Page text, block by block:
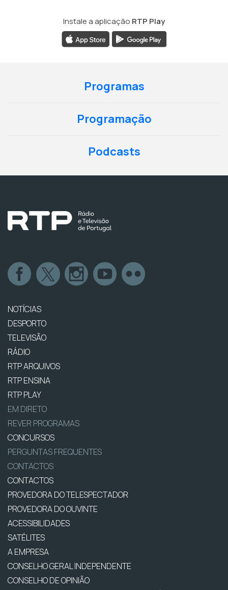
Instale a aplicação RTP Play
Programas
Programação
Podcasts
NOTÍCIAS
DESPORTO
TELEVISÃO
RÁDIO
RTP ARQUIVOS
RTP ENSINA
RTP PLAY
EM DIRETO
REVER PROGRAMAS
CONCURSOS
PERGUNTAS FREQUENTES
CONTACTOS
CONTACTOS
PROVEDORA DO TELESPECTADOR
PROVEDORA DO OUVINTE
ACESSIBILIDADES
SATÉLITES
A EMPRESA
CONSELHO GERAL INDEPENDENTE
CONSELHO DE OPINIÃO